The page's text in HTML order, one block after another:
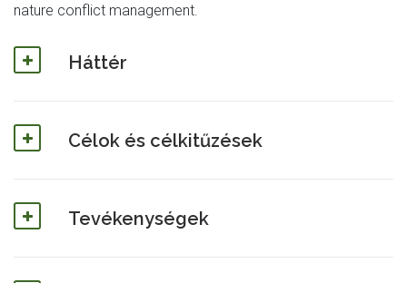
nature conflict management.
Háttér
Célok és célkitűzések
Tevékenységek